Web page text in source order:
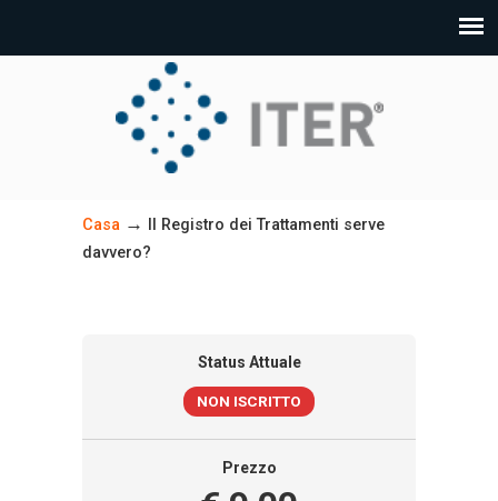
Casa →
Il Registro dei Trattamenti serve
davvero?
Status Attuale
NON ISCRITTO
Prezzo